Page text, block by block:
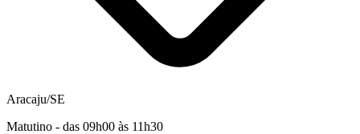
Aracaju/SE
Matutino - das 09h00 às 11h30